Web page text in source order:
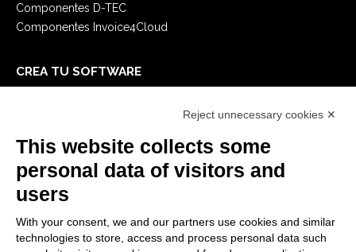
Componentes D-TEC
Componentes Invoice4Cloud
CREA TU SOFTWARE
E-Book
LEGALES
Informativas Privacidad
Reject unnecessary cookies ✕
This website collects some
personal data of visitors and
users
With your consent, we and our partners use cookies and similar
technologies to store, access and process personal data such